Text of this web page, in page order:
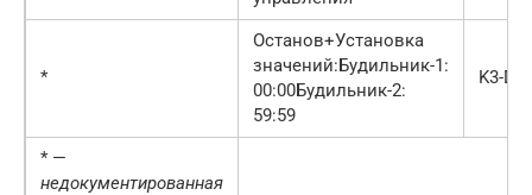
*
Останов+Установка
значений:Будильник-1:
00:00Будильник-2:
59:59
K3-D4
* —
недокументированная